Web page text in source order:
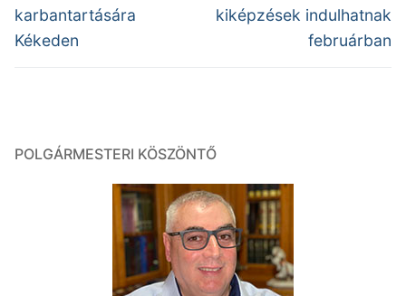
karbantartására
Kékeden
kiképzések indulhatnak
februárban
POLGÁRMESTERI KÖSZÖNTŐ